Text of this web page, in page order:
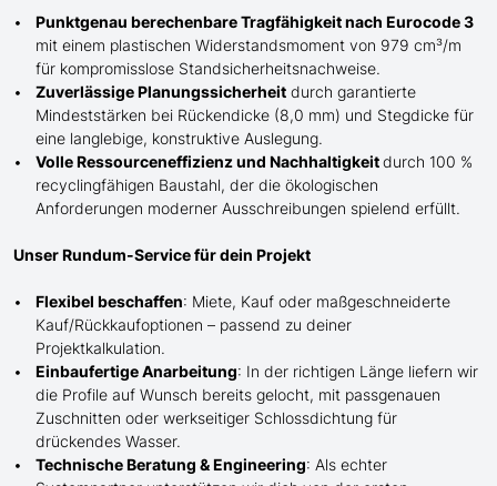
Punktgenau berechenbare Tragfähigkeit nach Eurocode 3
mit einem plastischen Widerstandsmoment von 979 cm³/m
für kompromisslose Standsicherheitsnachweise.
Zuverlässige Planungssicherheit durch garantierte
Mindeststärken bei Rückendicke (8,0 mm) und Stegdicke für
eine langlebige, konstruktive Auslegung.
Volle Ressourceneffizienz und Nachhaltigkeitdurch 100 %
recyclingfähigen Baustahl, der die ökologischen
Anforderungen moderner Ausschreibungen spielend erfüllt.
Unser Rundum-Service für dein Projekt
Flexibel beschaffen: Miete, Kauf oder maßgeschneiderte
Kauf/Rückkaufoptionen – passend zu deiner
Projektkalkulation.
Einbaufertige Anarbeitung: In der richtigen Länge liefern wir
die Profile auf Wunsch bereits gelocht, mit passgenauen
Zuschnitten oder werkseitiger Schlossdichtung für
drückendes Wasser.
Technische Beratung & Engineering: Als echter